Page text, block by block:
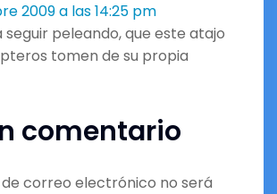
2009 a las 14:25 pm
seguir peleando, que este atajo
tomen de su propia
comentario
correo electrónico no será